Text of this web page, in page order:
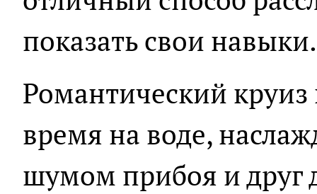
показать свои навыки.
Романтический круиз
время на воде,
шумом прибоя и друг